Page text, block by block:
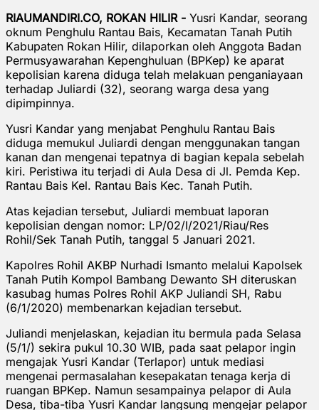
RIAUMANDIRI.CO, ROKAN HILIR - Yusri Kandar, seorang
oknum Penghulu Rantau Bais, Kecamatan Tanah Putih
Kabupaten Rokan Hilir, dilaporkan oleh Anggota Badan
Permusyawarahan Kepenghuluan (BPKep) ke aparat
kepolisian karena diduga telah melakuan penganiayaan
terhadap Juliardi (32), seorang warga desa yang
dipimpinnya.
Yusri Kandar yang menjabat Penghulu Rantau Bais
diduga memukul Juliardi dengan menggunakan tangan
kanan dan mengenai tepatnya di bagian kepala sebelah
kiri. Peristiwa itu terjadi di Aula Desa di Jl. Pemda Kep.
Rantau Bais Kel. Rantau Bais Kec. Tanah Putih.
Atas kejadian tersebut, Juliardi membuat laporan
kepolisian dengan nomor: LP/02/I/2021/Riau/Res
Rohil/Sek Tanah Putih, tanggal 5 Januari 2021.
Kapolres Rohil AKBP Nurhadi Ismanto melalui Kapolsek
Tanah Putih Kompol Bambang Dewanto SH diteruskan
kasubag humas Polres Rohil AKP Juliandi SH, Rabu
(6/1/2020) membenarkan kejadian tersebut.
Juliandi menjelaskan, kejadian itu bermula pada Selasa
(5/1/) sekira pukul 10.30 WIB, pada saat pelapor ingin
mengajak Yusri Kandar (Terlapor) untuk mediasi
mengenai permasalahan kesepakatan tenaga kerja di
ruangan BPKep. Namun sesampainya pelapor di Aula
Desa, tiba-tiba Yusri Kandar langsung mengejar pelapor